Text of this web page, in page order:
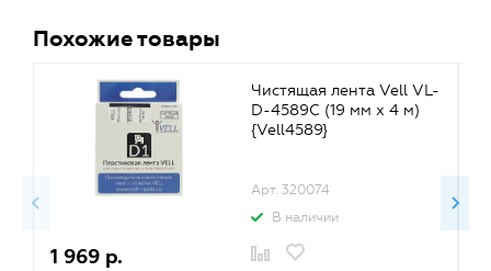
Похожие товары
Чистящая лента Vell VL-
D-4589C (19 мм х 4 м)
{Vell4589}
Арт. 320074
В наличии
1 969 р.